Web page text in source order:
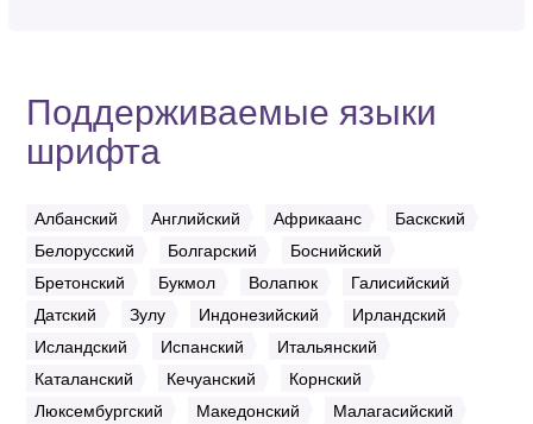
Поддерживаемые языки
шрифта
Албанский Английский Африкаанс
Баскский
Белорусский
Болгарский
Боснийский
Бретонский
Букмол Волапюк
Галисийский
Датский
Зулу Индонезийский
Ирландский
Исландский
Испанский
Итальянский
Каталанский
Кечуанский
Корнский
Люксембургский
Македонский
Малагасийский